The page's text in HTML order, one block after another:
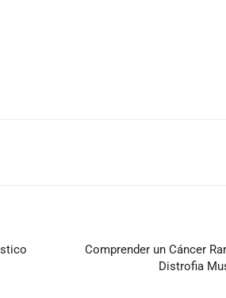
Comprender un Cáncer
Distrofia